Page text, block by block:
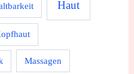
Haut
Massagen